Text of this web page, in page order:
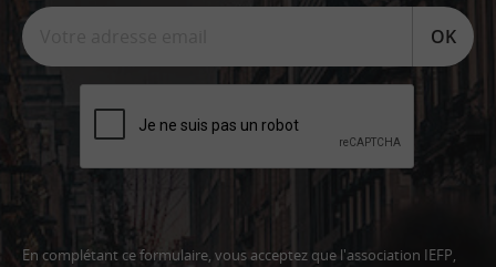
OK
En complétant ce formulaire, vous acceptez que l'association IEFP,